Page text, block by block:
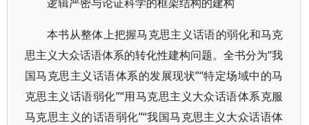
本书从整体上把握马克思主义话语的弱化和马克
思主义大众话语体系的转化性建构问题。全书分为“我
国马克思主义话语体系的发展现状”“特定场域中的马
克思主义话语弱化”“用马克思主义大众话语体系克服
马克思主义的话语弱化”“我国马克思主义大众话语体